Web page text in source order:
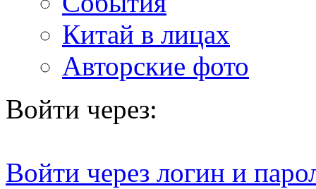
Китай в лицах
Авторские фото
Войти через:
Войти через логин и